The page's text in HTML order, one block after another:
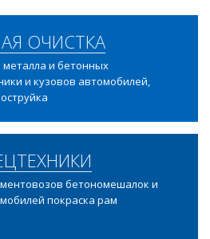
ОЧИСТКА
металла и бетонных
и кузовов автомобилей,
бетономешалок и
покраска рам